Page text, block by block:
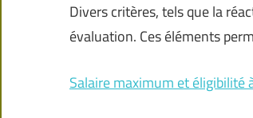
Divers critères, tels que la
évaluation. Ces éléments
Salaire maximum et éligibilité